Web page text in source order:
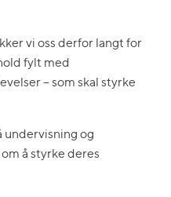
vi oss derfor langt for
fylt med
– som skal styrke
undervisning og
å styrke deres